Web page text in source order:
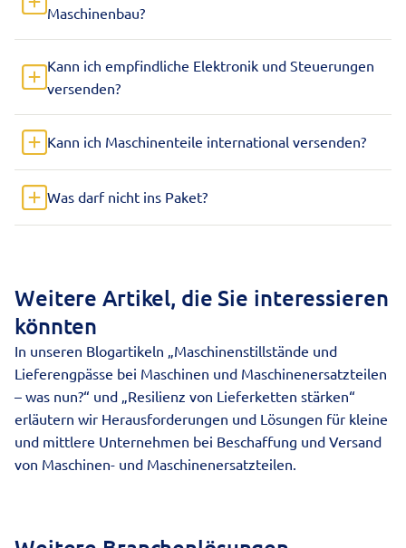
Maschinenbau?
Kann ich empfindliche Elektronik und Steuerungen
versenden?
Kann ich Maschinenteile international versenden?
Was darf nicht ins Paket?
Weitere Artikel, die Sie interessieren
könnten
In unseren Blogartikeln „ Maschinenstillstände und
Lieferengpässe bei Maschinen und Maschinenersatzteilen
– was nun?“ und „ Resilienz von Lieferketten stärken“
erläutern wir Herausforderungen und Lösungen für kleine
und mittlere Unternehmen bei Beschaffung und Versand
von Maschinen- und Maschinenersatzteilen.